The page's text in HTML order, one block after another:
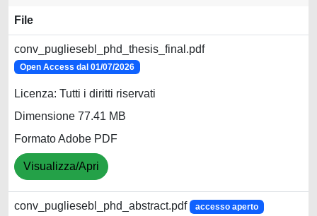
File
conv_pugliesebl_phd_thesis_final.pdf
Open Access dal 01/07/2026
Licenza: Tutti i diritti riservati
Dimensione 77.41 MB
Formato Adobe PDF
Visualizza/Apri
conv_pugliesebl_phd_abstract.pdf accesso aperto